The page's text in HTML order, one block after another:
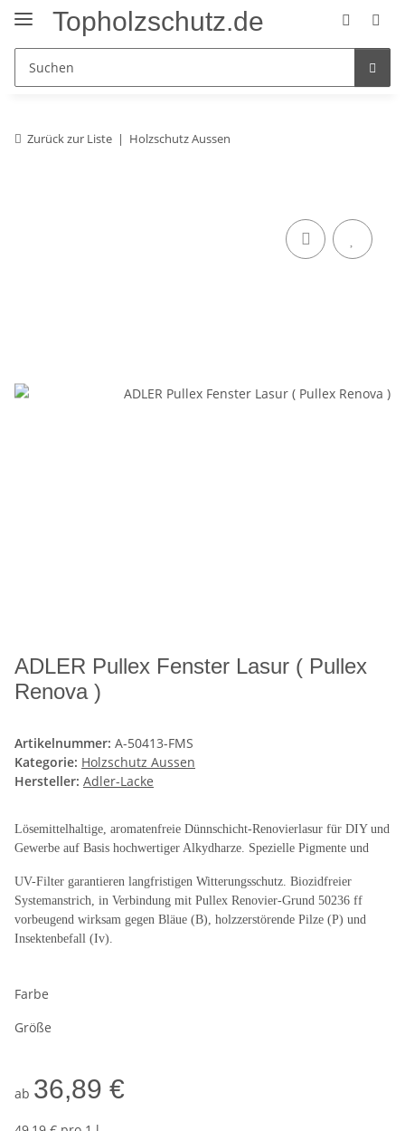
Topholzschutz.de
Zurück zur Liste Holzschutz Aussen
ADLER Pullex Fenster Lasur ( Pullex
Renova )
Artikelnummer: A-50413-FMS
Kategorie: Holzschutz Aussen
Hersteller: Adler-Lacke
Lösemittelhaltige, aromatenfreie Dünnschicht-Renovierlasur für DIY und
Gewerbe auf Basis hochwertiger Alkydharze. Spezielle Pigmente und
UV-Filter garantieren langfristigen Witterungsschutz. Biozidfreier
Systemanstrich, in Verbindung mit Pullex Renovier-Grund 50236 ff
vorbeugend wirksam gegen Bläue (B), holzzerstörende Pilze (P) und
Insektenbefall (Iv).
Farbe
Größe
ab 36,89 €